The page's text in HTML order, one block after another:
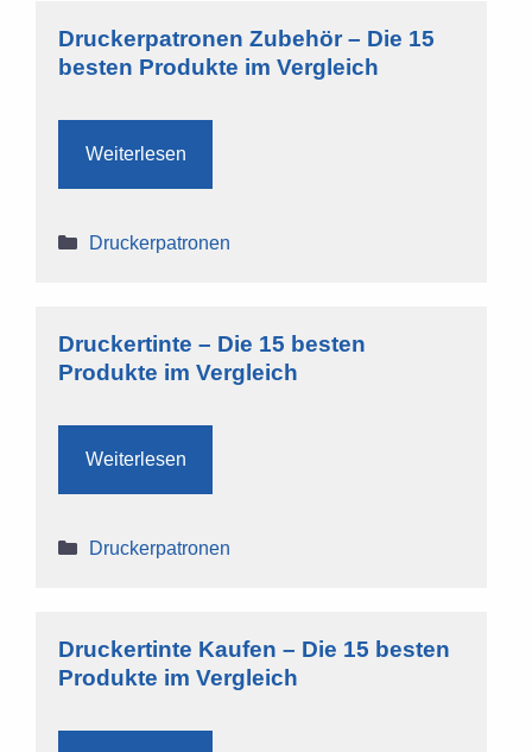
Druckerpatronen Zubehör – Die 15
besten Produkte im Vergleich
Weiterlesen
Kategorien
Druckerpatronen
Druckertinte – Die 15 besten
Produkte im Vergleich
Weiterlesen
Kategorien
Druckerpatronen
Druckertinte Kaufen – Die 15 besten
Produkte im Vergleich